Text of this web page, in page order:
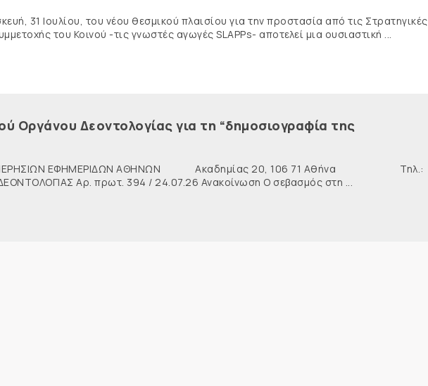
31 Ιουλίου, του νέου θεσμικού πλαισίου για την προστασία από τις Στρατηγικές
του Κοινού -τις γνωστές αγωγές SLAPPs- αποτελεί μια ουσιαστική ...
Οργάνου Δεοντολογίας για τη “δημοσιογραφία της
ΕΦΗΜΕΡΙΔΩΝ ΑΘΗΝΩΝ Ακαδημίας 20, 106 71 Αθήνα Τηλ.:
Αρ. πρωτ. 394 / 24.07.26 Ανακοίνωση Ο σεβασμός στη ...